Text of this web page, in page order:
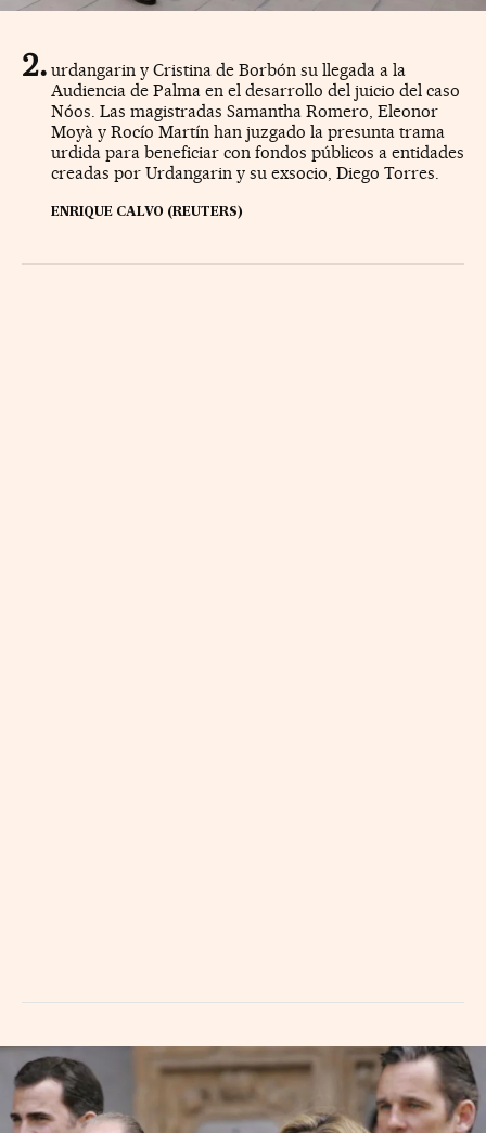
urdangarin y Cristina de Borbón su llegada a la
Audiencia de Palma en el desarrollo del juicio del caso
Nóos. Las magistradas Samantha Romero, Eleonor
Moyà y Rocío Martín han juzgado la presunta trama
urdida para beneficiar con fondos públicos a entidades
creadas por Urdangarin y su exsocio, Diego Torres.
ENRIQUE CALVO (REUTERS)